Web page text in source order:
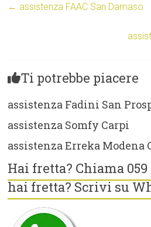
← assistenza FAAC San Damaso
Ti potrebbe piacere
assistenza Fadini San
assistenza Somfy Carpi
assistenza Erreka Modena
Hai fretta? Chiama 059
hai fretta? Scrivi su